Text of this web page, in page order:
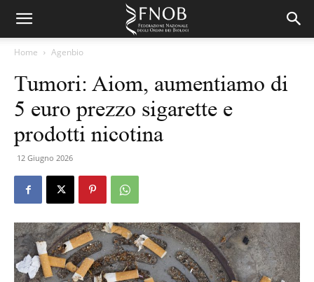
Home Agenbio
Tumori: Aiom, aumentiamo di
5 euro prezzo sigarette e
prodotti nicotina
12 Giugno 2026